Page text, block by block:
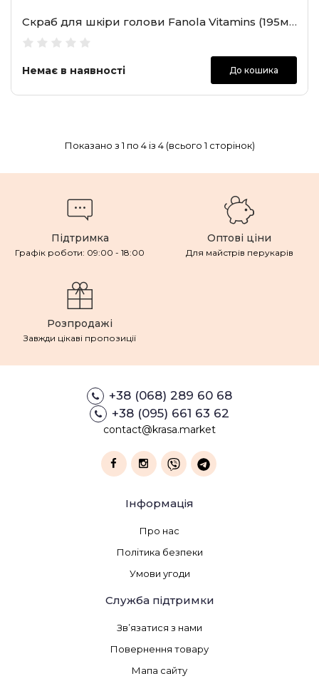
Скраб для шкіри голови Fanola Vitamins (195мл)
Немає в наявності До кошика
Показано з 1 по 4 із 4 (всього 1 сторінок)
Підтримка
Графік роботи: 09:00 - 18:00
Оптові ціни
Для майстрів перукарів
Розпродажі
Завжди цікаві пропозиції
+38 (068) 289 60 68
+38 (095) 661 63 62
contact@krasa.market
Інформація
Про нас
Політика безпеки
Умови угоди
Служба підтримки
Зв’язатися з нами
Повернення товару
Мапа сайту